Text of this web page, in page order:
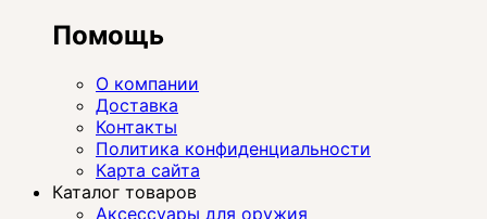
Помощь
О компании
Доставка
Контакты
Политика конфиденциальности
Карта сайта
Каталог товаров
Аксессуары для оружия